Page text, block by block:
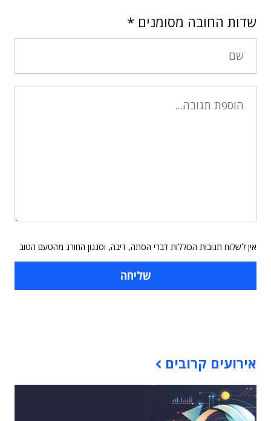
שדות החובה מסומנים *
אין לשלוח תגובות הכוללות דברי הסתה, דיבה, וסגנון החורג מהטעם הטוב
אירועים קרובים